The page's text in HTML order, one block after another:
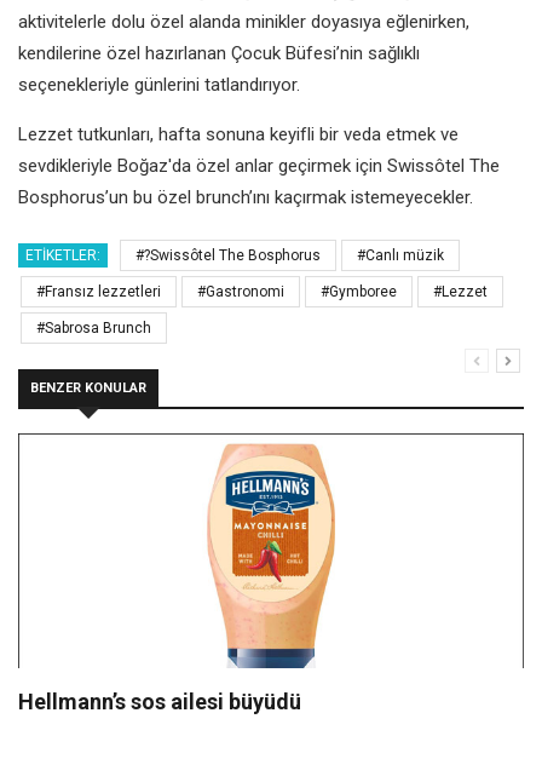
aktivitelerle dolu özel alanda minikler doyasıya eğlenirken,
kendilerine özel hazırlanan Çocuk Büfesi’nin sağlıklı
seçenekleriyle günlerini tatlandırıyor.
Lezzet tutkunları, hafta sonuna keyifli bir veda etmek ve
sevdikleriyle Boğaz'da özel anlar geçirmek için Swissôtel The
Bosphorus’un bu özel brunch’ını kaçırmak istemeyecekler.
ETIKETLER: #?Swissôtel The Bosphorus #Canlı müzik
#Fransız lezzetleri #Gastronomi #Gymboree #Lezzet
#Sabrosa Brunch
BENZER KONULAR
Hellmann’s sos ailesi büyüdü